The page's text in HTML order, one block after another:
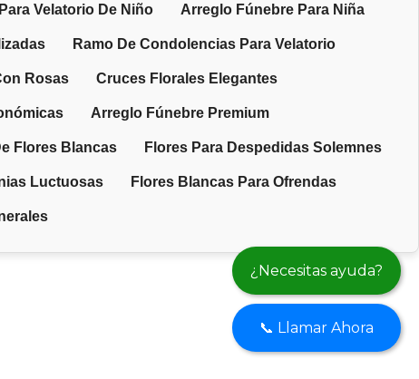
Velatorio De Niño Arreglo Fúnebre Para Niña
Ramo De Condolencias Para Velatorio
Rosas Cruces Florales Elegantes
Arreglo Fúnebre Premium
Flores Blancas Flores Para Despedidas Solemnes
Luctuosas Flores Blancas Para Ofrendas
¿Necesitas ayuda?
📞 Llamar Ahora